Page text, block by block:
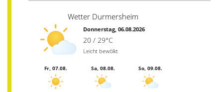
Wetter Durmersheim
Donnerstag, 06.08.2026
20 / 29°C
Leicht bewölkt
Fr, 07.08. Sa, 08.08. So, 09.08.